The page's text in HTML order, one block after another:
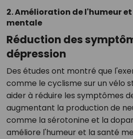
2. Amélioration de l'humeur
mentale
Réduction des
dépression
Des études ont montré que
comme le cyclisme sur un vélo
aider à réduire les symptômes
augmentant la production de
comme la sérotonine et la
améliore l'humeur et la santé